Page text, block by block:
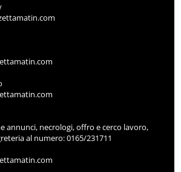
annunci, necrologi, offro e cerco lavoro,
al numero: 0165/231711